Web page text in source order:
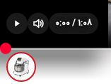
0:00 / 1:08